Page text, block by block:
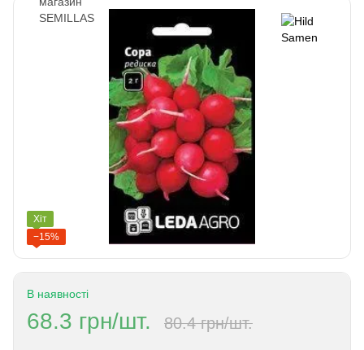
Хіт
−15%
В наявності
68.3 грн/шт. 80.4 грн/шт.